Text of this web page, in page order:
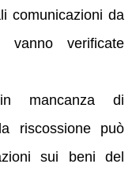
comunicazioni da
vanno verificate
mancanza di
riscossione può
sui beni del